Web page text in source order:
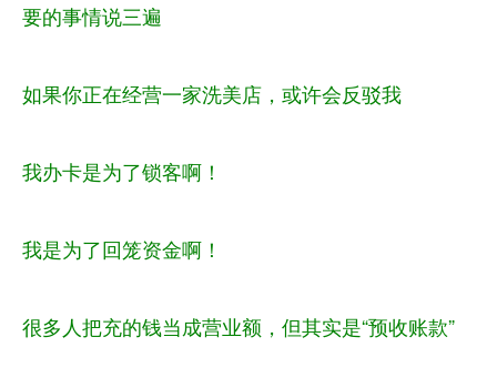
要的事情说三遍
如果你正在经营一家洗美店，或许会反驳我
我办卡是为了锁客啊！
我是为了回笼资金啊！
很多人把充的钱当成营业额，但其实是“预收账款”